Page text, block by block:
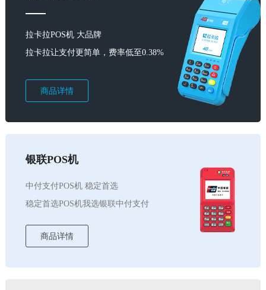
拉卡拉POS机 大品牌
拉卡拉让支付更简单，费率低至0.38%
商品详情
银联POS机
中付支付POS机 稳定首选
稳定首选POS机我选银联中付支付
商品详情